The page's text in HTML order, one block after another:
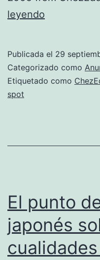
leyendo
Publicada el 29
Categorizado como
Etiquetado como
spot
El punto
japonés